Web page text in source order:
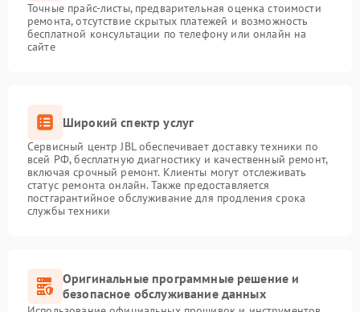
Точные прайс-листы, предварительная оценка стоимости
ремонта, отсутствие скрытых платежей и возможность
бесплатной консультации по телефону или онлайн на
сайте
Широкий спектр услуг
Сервисный центр JBL обеспечивает доставку техники по
всей РФ, бесплатную диагностику и качественный ремонт,
включая срочный ремонт. Клиенты могут отслеживать
статус ремонта онлайн. Также предоставляется
постгарантийное обслуживание для продления срока
службы техники
Оригинальные программные решение и
безопасное обслуживание данных